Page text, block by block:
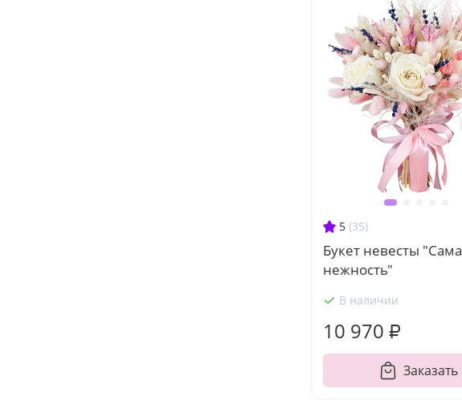
5 (35)
Букет невесты "Сама
нежность"
В наличии
10 970 ₽
Заказать